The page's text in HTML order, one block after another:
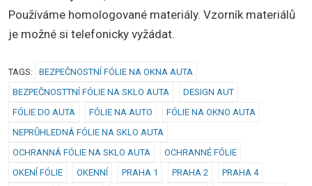
Používáme homologované materiály. Vzorník materiálů
je možné si telefonicky vyžádat.
TAGS: BEZPEČNOSTNÍ FÓLIE NA OKNA AUTA
BEZPEČNOSTTNÍ FÓLIE NA SKLO AUTA
DESIGN AUT
FÓLIE DO AUTA
FÓLIE NA AUTO
FÓLIE NA OKNO AUTA
NEPRŮHLEDNÁ FÓLIE NA SKLO AUTA
OCHRANNÁ FÓLIE NA SKLO AUTA
OCHRANNÉ FÓLIE
OKENÍ FÓLIE
OKENNÍ PRAHA 1 PRAHA 2
PRAHA 4